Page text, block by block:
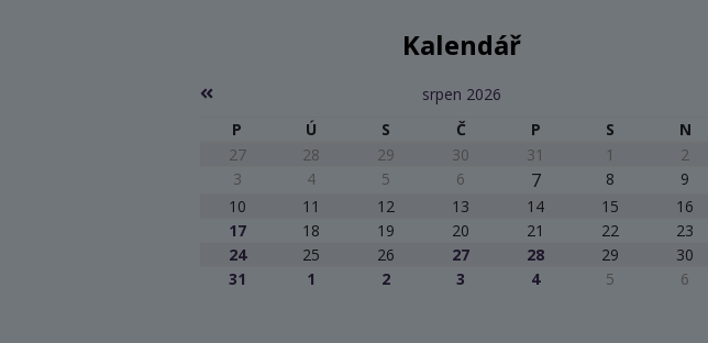
Kalendář
srpen 2026
P
Ú S Č P S
N
27
28 29 30 31 1
2
3
4 5 6 7 8
9
10
11 12 13 14 15
16
17
18 19 20 21 22
23
24
25 26 27 28 29
30
31
1 2 3 4 5 6